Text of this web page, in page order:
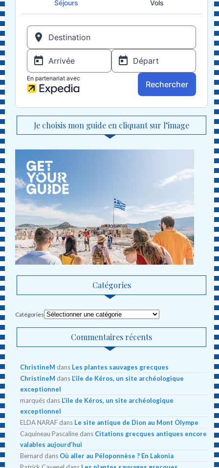
Je choisis mon guide en cliquant sur l’image
Catégories
Catégories
Commentaires récents
ChristineM dans Les plantes sauvages grecques
ChristineM dans L’ile de Kéros, un site archéologique
exceptionnel
marqués dans L’ile de Kéros, un site archéologique
exceptionnel
ELDA NARAF dans Le site antique de Dion au Mont Olympe
Caquineau Pascaline dans Citations grecques antiques encore
valables aujourd’hui
Bernard dans Où aller au Péloponnèse ? En Lakonia